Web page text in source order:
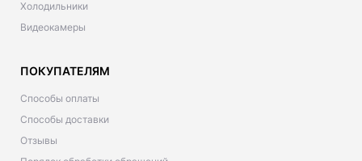
Холодильники
Видеокамеры
ПОКУПАТЕЛЯМ
Способы оплаты
Способы доставки
Отзывы